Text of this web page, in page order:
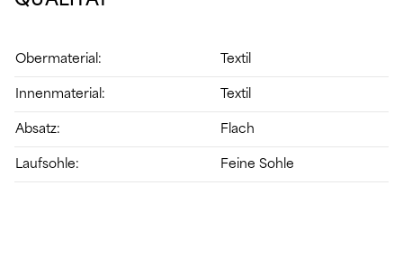
Obermaterial: Textil
Innenmaterial: Textil
Absatz: Flach
Laufsohle: Feine Sohle